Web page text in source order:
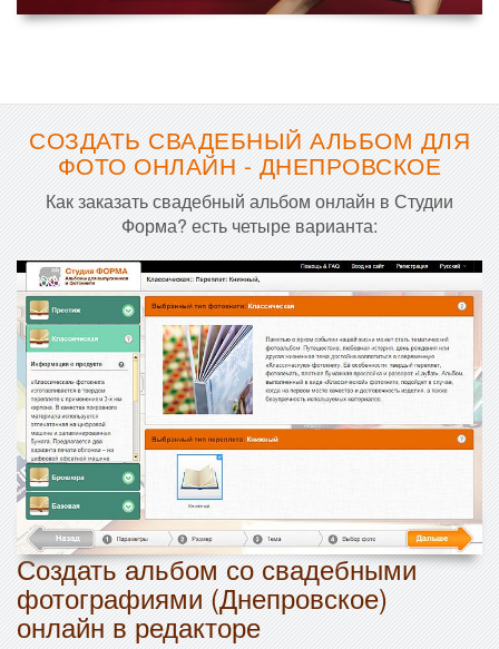
СОЗДАТЬ СВАДЕБНЫЙ АЛЬБОМ ДЛЯ
ФОТО ОНЛАЙН - ДНЕПРОВСКОЕ
Как заказать свадебный альбом онлайн в Студии
Форма? есть четыре варианта:
Создать альбом со свадебными
фотографиями (Днепровское)
онлайн в редакторе